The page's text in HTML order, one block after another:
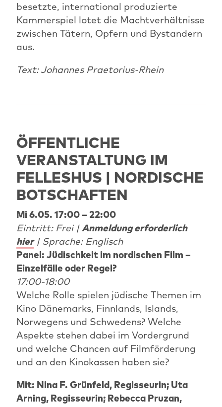
besetzte, international produzierte
Kammerspiel lotet die Machtverhältnisse
zwischen Tätern, Opfern und Bystandern
aus.
Text: Johannes Praetorius-Rhein
ÖFFENTLICHE
VERANSTALTUNG IM
FELLESHUS | NORDISCHE
BOTSCHAFTEN
Mi 6.05. 17:00 – 22:00
Eintritt: Frei | Anmeldung erforderlich
hier| Sprache: Englisch
Panel: Jüdischkeit im nordischen Film –
Einzelfälle oder Regel?
17:00-18:00
Welche Rolle spielen jüdische Themen im
Kino Dänemarks, Finnlands, Islands,
Norwegens und Schwedens? Welche
Aspekte stehen dabei im Vordergrund
und welche Chancen auf Filmförderung
und an den Kinokassen haben sie?
Mit: Nina F. Grünfeld, Regisseurin; Uta
Arning, Regisseurin; Rebecca Pruzan,